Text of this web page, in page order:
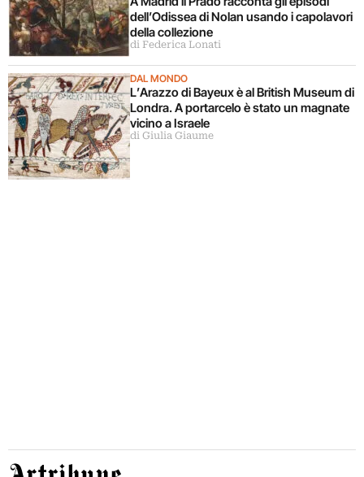
dell’Odissea di Nolan usando i capolavori
della collezione
di Federica Lonati
DAL MONDO
L’Arazzo di Bayeux è al British Museum di
Londra. A portarcelo è stato un magnate
vicino a Israele
di Giulia Giaume
Artribune